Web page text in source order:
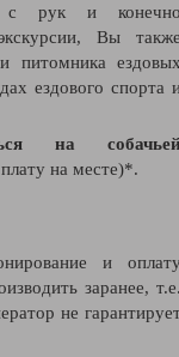
с рук и
Вы
питомника
ездового спорта
на
на месте)*.
и
заранее,
не